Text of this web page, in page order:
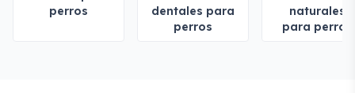
perros
dentales para
perros
naturales
para perros